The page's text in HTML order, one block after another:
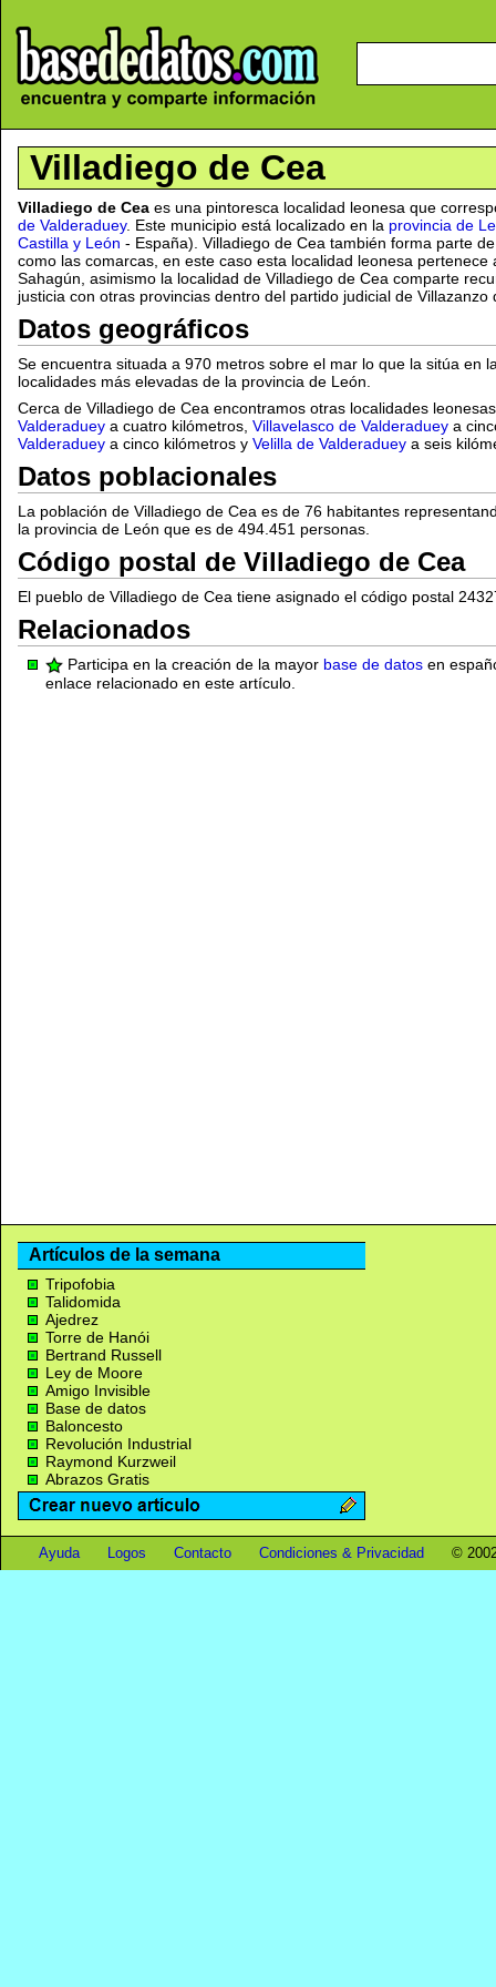
Villadiego de Cea
Villadiego de Cea es una pintoresca localidad leonesa que
de Valderaduey. Este municipio está localizado en la provincia de
Castilla y León - España). Villadiego de Cea también forma parte
como las comarcas, en este caso esta localidad leonesa pertenece
Sahagún, asimismo la localidad de Villadiego de Cea comparte
justicia con otras provincias dentro del partido judicial de Villazanzo
Datos geográficos
Se encuentra situada a 970 metros sobre el mar lo que la sitúa en
localidades más elevadas de la provincia de León.
Cerca de Villadiego de Cea encontramos otras localidades
Valderaduey a cuatro kilómetros, Villavelasco de Valderaduey a
Valderaduey a cinco kilómetros y Velilla de Valderaduey a seis
Datos poblacionales
La población de Villadiego de Cea es de 76 habitantes
la provincia de León que es de 494.451 personas.
Código postal de Villadiego de Cea
El pueblo de Villadiego de Cea tiene asignado el código postal
Relacionados
Participa en la creación de la mayor base de datos en
enlace relacionado en este artículo.
Artículos de la semana
Tripofobia
Talidomida
Ajedrez
Torre de Hanói
Bertrand Russell
Ley de Moore
Amigo Invisible
Base de datos
Baloncesto
Revolución Industrial
Raymond Kurzweil
Abrazos Gratis
Ayuda Logos Contacto Condiciones & Privacidad ©